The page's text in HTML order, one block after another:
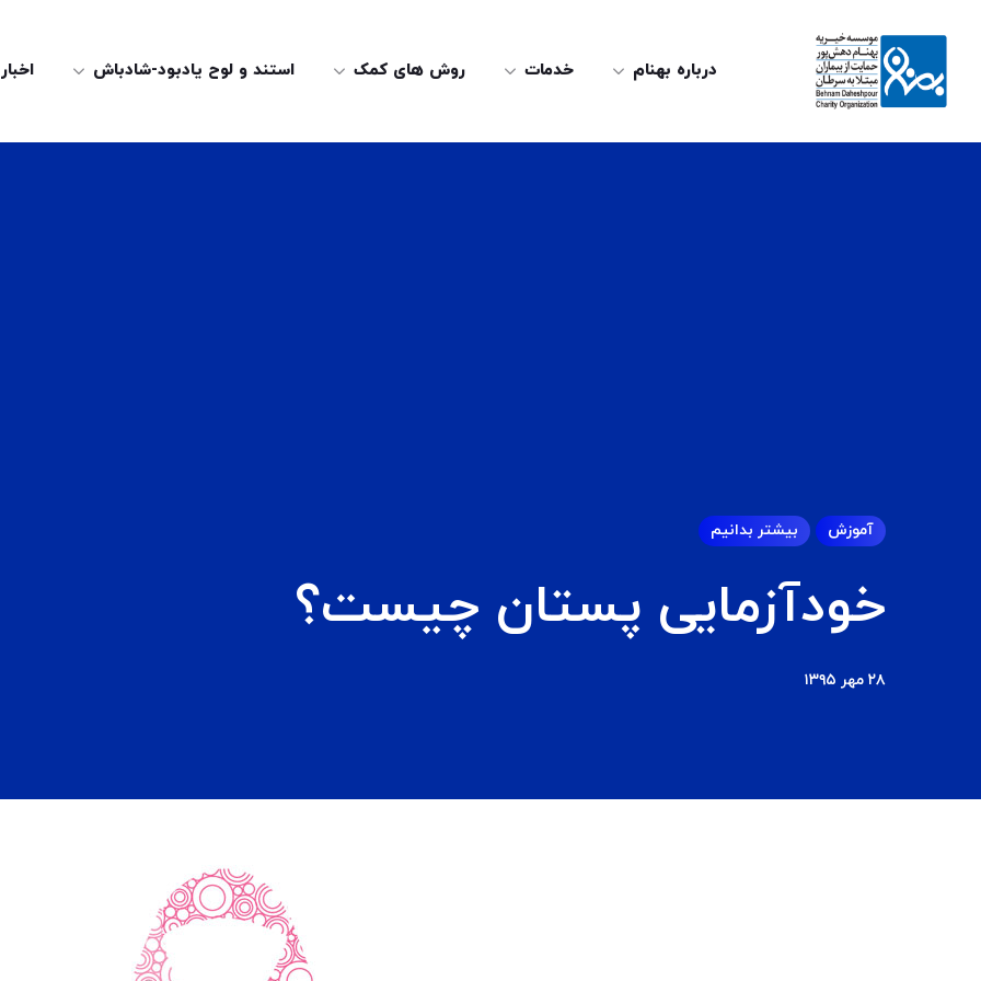
درباره بهنام خدمات روش های کمک استند و لوح یادبود-شادباش اخبار
آموزش بیشتر بدانیم
خودآزمایی پستان چیست؟
۲۸ مهر ۱۳۹۵